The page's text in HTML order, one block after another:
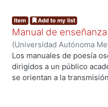
Item Add to my list
Manual de
(Universidad Autónoma
de Servicios de
Los manuales de poesía
dirigidos a un público
se orientan a la